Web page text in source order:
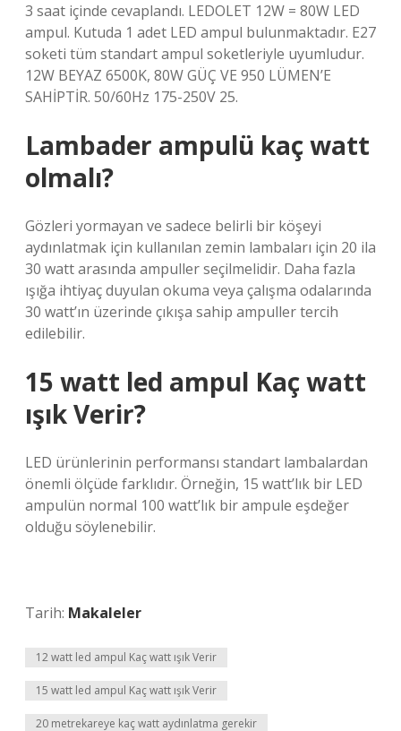
3 saat içinde cevaplandı. LEDOLET 12W = 80W LED
ampul. Kutuda 1 adet LED ampul bulunmaktadır. E27
soketi tüm standart ampul soketleriyle uyumludur.
12W BEYAZ 6500K, 80W GÜÇ VE 950 LÜMEN’E
SAHİPTİR. 50/60Hz 175-250V 25.
Lambader ampulü kaç watt
olmalı?
Gözleri yormayan ve sadece belirli bir köşeyi
aydınlatmak için kullanılan zemin lambaları için 20 ila
30 watt arasında ampuller seçilmelidir. Daha fazla
ışığa ihtiyaç duyulan okuma veya çalışma odalarında
30 watt’ın üzerinde çıkışa sahip ampuller tercih
edilebilir.
15 watt led ampul Kaç watt
ışık Verir?
LED ürünlerinin performansı standart lambalardan
önemli ölçüde farklıdır. Örneğin, 15 watt’lık bir LED
ampulün normal 100 watt’lık bir ampule eşdeğer
olduğu söylenebilir.
Tarih: Makaleler
12 watt led ampul Kaç watt ışık Verir
15 watt led ampul Kaç watt ışık Verir
20 metrekareye kaç watt aydınlatma gerekir